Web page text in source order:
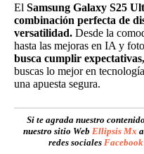
El Samsung Galaxy S25
combinación perfecta de
versatilidad. Desde la
hasta las mejoras en IA y
busca cumplir
buscas lo mejor en
una apuesta segura.
Si te agrada nuestro
nuestro sitio Web Ellipsis Mx
redes sociales Facebook